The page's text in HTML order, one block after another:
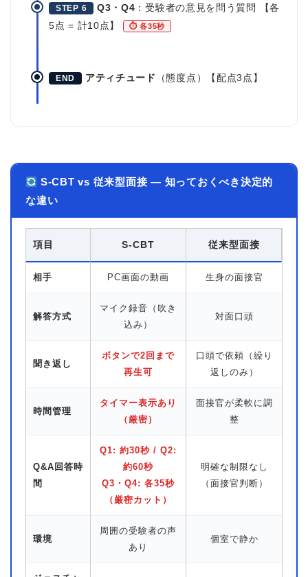
STEP 6 Q3・Q4 ：受験者の意見を問う質問 【各
5点 = 計10点】
⏱ 各35秒
END アティチュード （態度点）【配点3点】
S-CBT vs 従来型面接 — 知っておくべき決定的
な違い
項目 S-CBT 従来型面接
相手 PC画面の動画 生身の面接官
解答方式
マイク録音（吹き
込み）
対面口頭
聞き返し
ボタンで2回まで
再生可
口頭で依頼（繰り
返しのみ）
時間管理
タイマー表示あり
（厳密）
面接官が柔軟に調
整
Q&A回答時
間
Q1: 約30秒 / Q2:
約60秒
Q3・Q4: 各35秒
（厳密カット）
明確な制限なし
（面接官判断）
環境
周囲の受験者の声
あり
個室で静か